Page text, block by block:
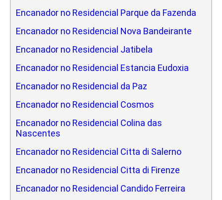
Encanador no Residencial Parque da Fazenda
Encanador no Residencial Nova Bandeirante
Encanador no Residencial Jatibela
Encanador no Residencial Estancia Eudoxia
Encanador no Residencial da Paz
Encanador no Residencial Cosmos
Encanador no Residencial Colina das
Nascentes
Encanador no Residencial Citta di Salerno
Encanador no Residencial Citta di Firenze
Encanador no Residencial Candido Ferreira